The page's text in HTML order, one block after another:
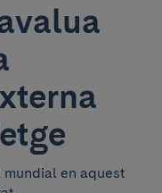
en aquest